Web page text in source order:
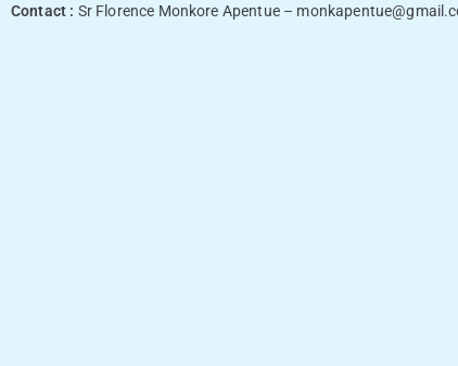
Contact : Sr Florence Monkore Apentue –